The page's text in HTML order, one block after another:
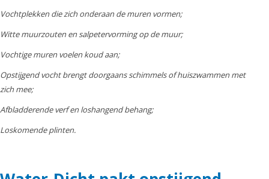
Vochtplekken die zich onderaan de muren vormen;
Witte muurzouten en salpetervorming op de muur;
Vochtige muren voelen koud aan;
Opstijgend vocht brengt doorgaans schimmels of huiszwammen met
zich mee;
Afbladderende verf en loshangend behang;
Loskomende plinten.